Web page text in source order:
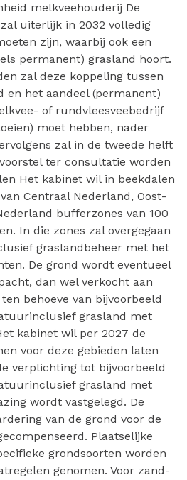
melkveehouderij De
uiterlijk in 2032 volledig
zijn, waarbij ook een
permanent) grasland hoort.
zal deze koppeling tussen
en het aandeel (permanent)
of rundvleesveebedrijf
moet hebben, nader
zal in de tweede helft
ter consultatie worden
Het kabinet wil in beekdalen
Centraal Nederland, Oost-
bufferzones van 100
In die zones zal overgegaan
graslandbeheer met het
De grond wordt eventueel
dan wel verkocht aan
behoeve van bijvoorbeeld
grasland met
kabinet wil per 2027 de
voor deze gebieden laten
verplichting tot bijvoorbeeld
grasland met
wordt vastgelegd. De
van de grond voor de
Plaatselijke
grondsoorten worden
genomen. Voor zand-